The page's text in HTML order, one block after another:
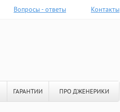
Вопросы - ответы Контакты
ГАРАНТИИ ПРО ДЖЕНЕРИКИ